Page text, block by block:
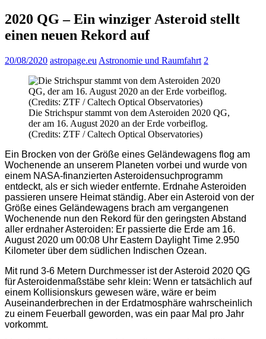
2020 QG – Ein winziger Asteroid stellt
einen neuen Rekord auf
20/08/2020 astropage.eu Astronomie und Raumfahrt 2
Die Strichspur stammt von dem Asteroiden 2020 QG,
der am 16. August 2020 an der Erde vorbeiflog.
(Credits: ZTF / Caltech Optical Observatories)
Ein Brocken von der Größe eines Geländewagens flog am
Wochenende an unserem Planeten vorbei und wurde von
einem NASA-finanzierten Asteroidensuchprogramm
entdeckt, als er sich wieder entfernte. Erdnahe Asteroiden
passieren unsere Heimat ständig. Aber ein Asteroid von der
Größe eines Geländewagens brach am vergangenen
Wochenende nun den Rekord für den geringsten Abstand
aller erdnaher Asteroiden: Er passierte die Erde am 16.
August 2020 um 00:08 Uhr Eastern Daylight Time 2.950
Kilometer über dem südlichen Indischen Ozean.
Mit rund 3-6 Metern Durchmesser ist der Asteroid 2020 QG
für Asteroidenmaßstäbe sehr klein: Wenn er tatsächlich auf
einem Kollisionskurs gewesen wäre, wäre er beim
Auseinanderbrechen in der Erdatmosphäre wahrscheinlich
zu einem Feuerball geworden, was ein paar Mal pro Jahr
vorkommt.